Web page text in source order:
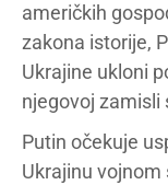
američkih
zakona istorije,
Ukrajine ukloni
njegovoj zamisli
Putin očekuje
Ukrajinu